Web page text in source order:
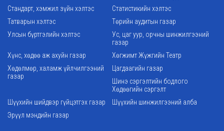
Стандарт, хэмжил зүйн хэлтэс
Статистикийн хэлтэс
Татварын хэлтэс
Төрийн аудитын газар
Улсын бүртгэлийн хэлтэс
Ус, цаг уур, орчны шинжилгээний
газар
Хүнс, хөдөө аж ахуйн газар
Хөгжимт Жүжгийн Театр
Хөдөлмөр, халамж үйлчилгээний
газар
Цагдаагийн газар
Шинэ сэргэлтийн бодлого
Хөдөөгийн сэргэлт
Шүүхийн шийдвэр гүйцэтгэх газар
Шүүхийн шинжилгээний алба
Эрүүл мэндийн газар